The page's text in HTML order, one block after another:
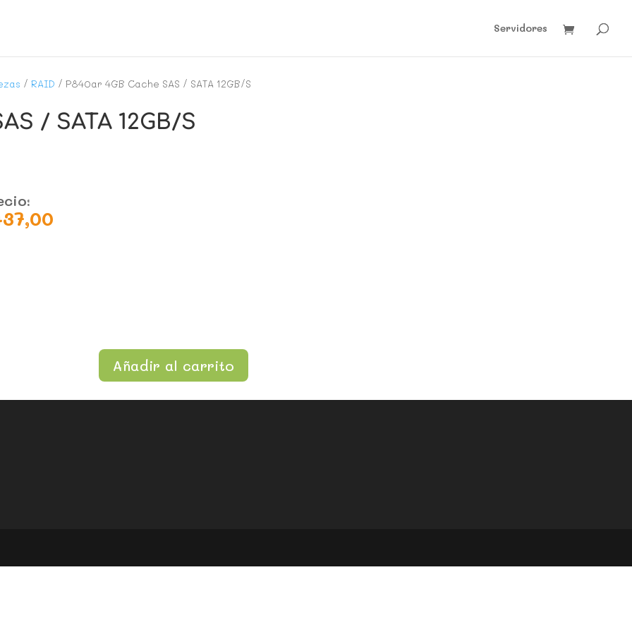
Servidores
/RAID / P840ar 4GB Cache SAS / SATA 12GB/S
/ SATA 12GB/S
Añadir al carrito